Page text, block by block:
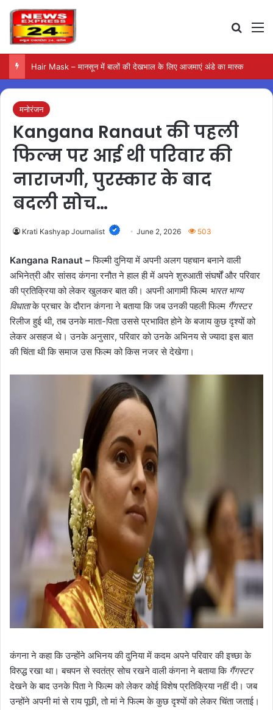
मनोरंजन
Kangana Ranaut की पहली
फिल्म पर आई थी परिवार की
नाराजगी, पुरस्कार के बाद
बदली सोच…
Krati Kashyap Journalist June 2, 2026 503
Kangana Ranaut –फिल्मी दुनिया में अपनी अलग पहचान बनाने वाली
अभिनेत्री और सांसद कंगना रनौत ने हाल ही में अपने शुरुआती संघर्षों और परिवार
की प्रतिक्रिया को लेकर खुलकर बात की। अपनी आगामी फिल्म भारत भाग्य
विधाताके प्रचार के दौरान कंगना ने बताया कि जब उनकी पहली फिल्म गैंगस्टर
रिलीज हुई थी, तब उनके माता-पिता उससे प्रभावित होने के बजाय कुछ दृश्यों को
लेकर असहज थे। उनके अनुसार, परिवार को उनके अभिनय से ज्यादा इस बात
की चिंता थी कि समाज उस फिल्म को किस नजर से देखेगा।
कंगना ने कहा कि उन्होंने अभिनय की दुनिया में कदम अपने परिवार की इच्छा के
विरुद्ध रखा था। बचपन से स्वतंत्र सोच रखने वाली कंगना ने बताया कि गैंगस्टर
देखने के बाद उनके पिता ने फिल्म को लेकर कोई विशेष प्रतिक्रिया नहीं दी। जब
उन्होंने अपनी मां से राय पूछी, तो मां ने फिल्म के कुछ दृश्यों को लेकर चिंता जताई।